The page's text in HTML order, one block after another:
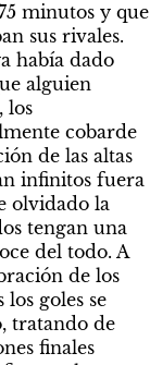
minutos y que
sus rivales.
había dado
alguien
los
cobarde
de las altas
infinitos fuera
olvidado la
tengan una
del todo. A
de los
goles se
tratando de
finales